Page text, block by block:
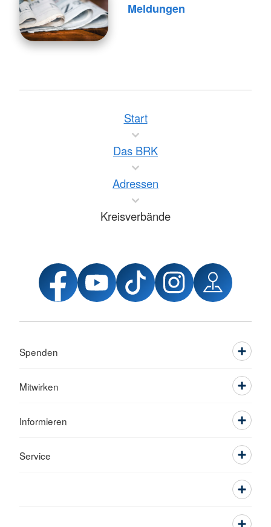
Meldungen
Start
Das BRK
Adressen
Kreisverbände
Spenden
Mitwirken
Informieren
Service